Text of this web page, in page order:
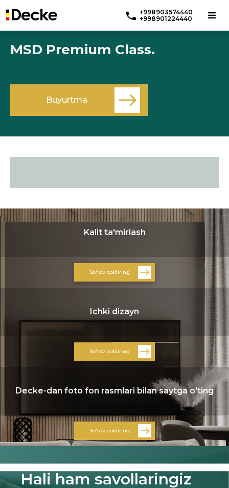
+998903574440
+998901224440
MSD Premium Class.
Buyurtma
Kalit ta'mirlash
So'rov qoldiring
Ichki dizayn
So'rov qoldiring
Decke-dan foto fon rasmlari bilan saytga o'ting
So'rov qoldiring
Hali ham savollaringiz